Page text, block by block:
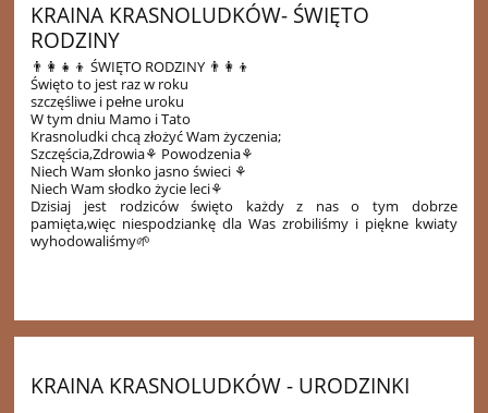
KRAINA KRASNOLUDKÓW- ŚWIĘTO
RODZINY
👨‍👩‍👧‍👦 ŚWIĘTO RODZINY 👨‍👩‍👦
Święto to jest raz w roku
szczęśliwe i pełne uroku
W tym dniu Mamo i Tato
Krasnoludki chcą złożyć Wam życzenia;
Szczęścia,Zdrowia⚘ Powodzenia⚘
Niech Wam słonko jasno świeci ⚘
Niech Wam słodko życie leci⚘
Dzisiaj jest rodziców święto każdy z nas o tym dobrze
pamięta,więc niespodziankę dla Was zrobiliśmy i piękne kwiaty
wyhodowaliśmy🌱
KRAINA KRASNOLUDKÓW - URODZINKI